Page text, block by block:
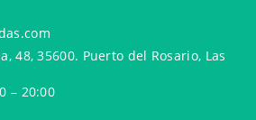
48, 35600. Puerto del Rosario, Las
– 20:00